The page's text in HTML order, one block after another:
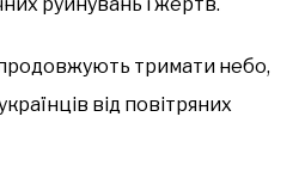
тримати небо,
від повітряних